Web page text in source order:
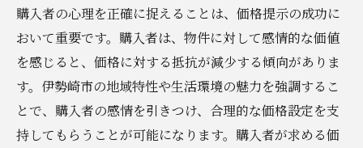
購入者の心理を正確に捉えることは、価格提示の成功に
おいて重要です。購入者は、物件に対して感情的な価値
を感じると、価格に対する抵抗が減少する傾向がありま
す。伊勢崎市の地域特性や生活環境の魅力を強調するこ
とで、購入者の感情を引きつけ、合理的な価格設定を支
持してもらうことが可能になります。購入者が求める価